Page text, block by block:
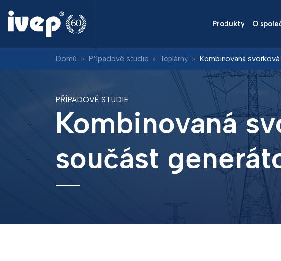
Produkty O
Domů Případové studie Teplárny Kombinovaná
PŘÍPADOVÉ STUDIE
Kombinovaná
součást